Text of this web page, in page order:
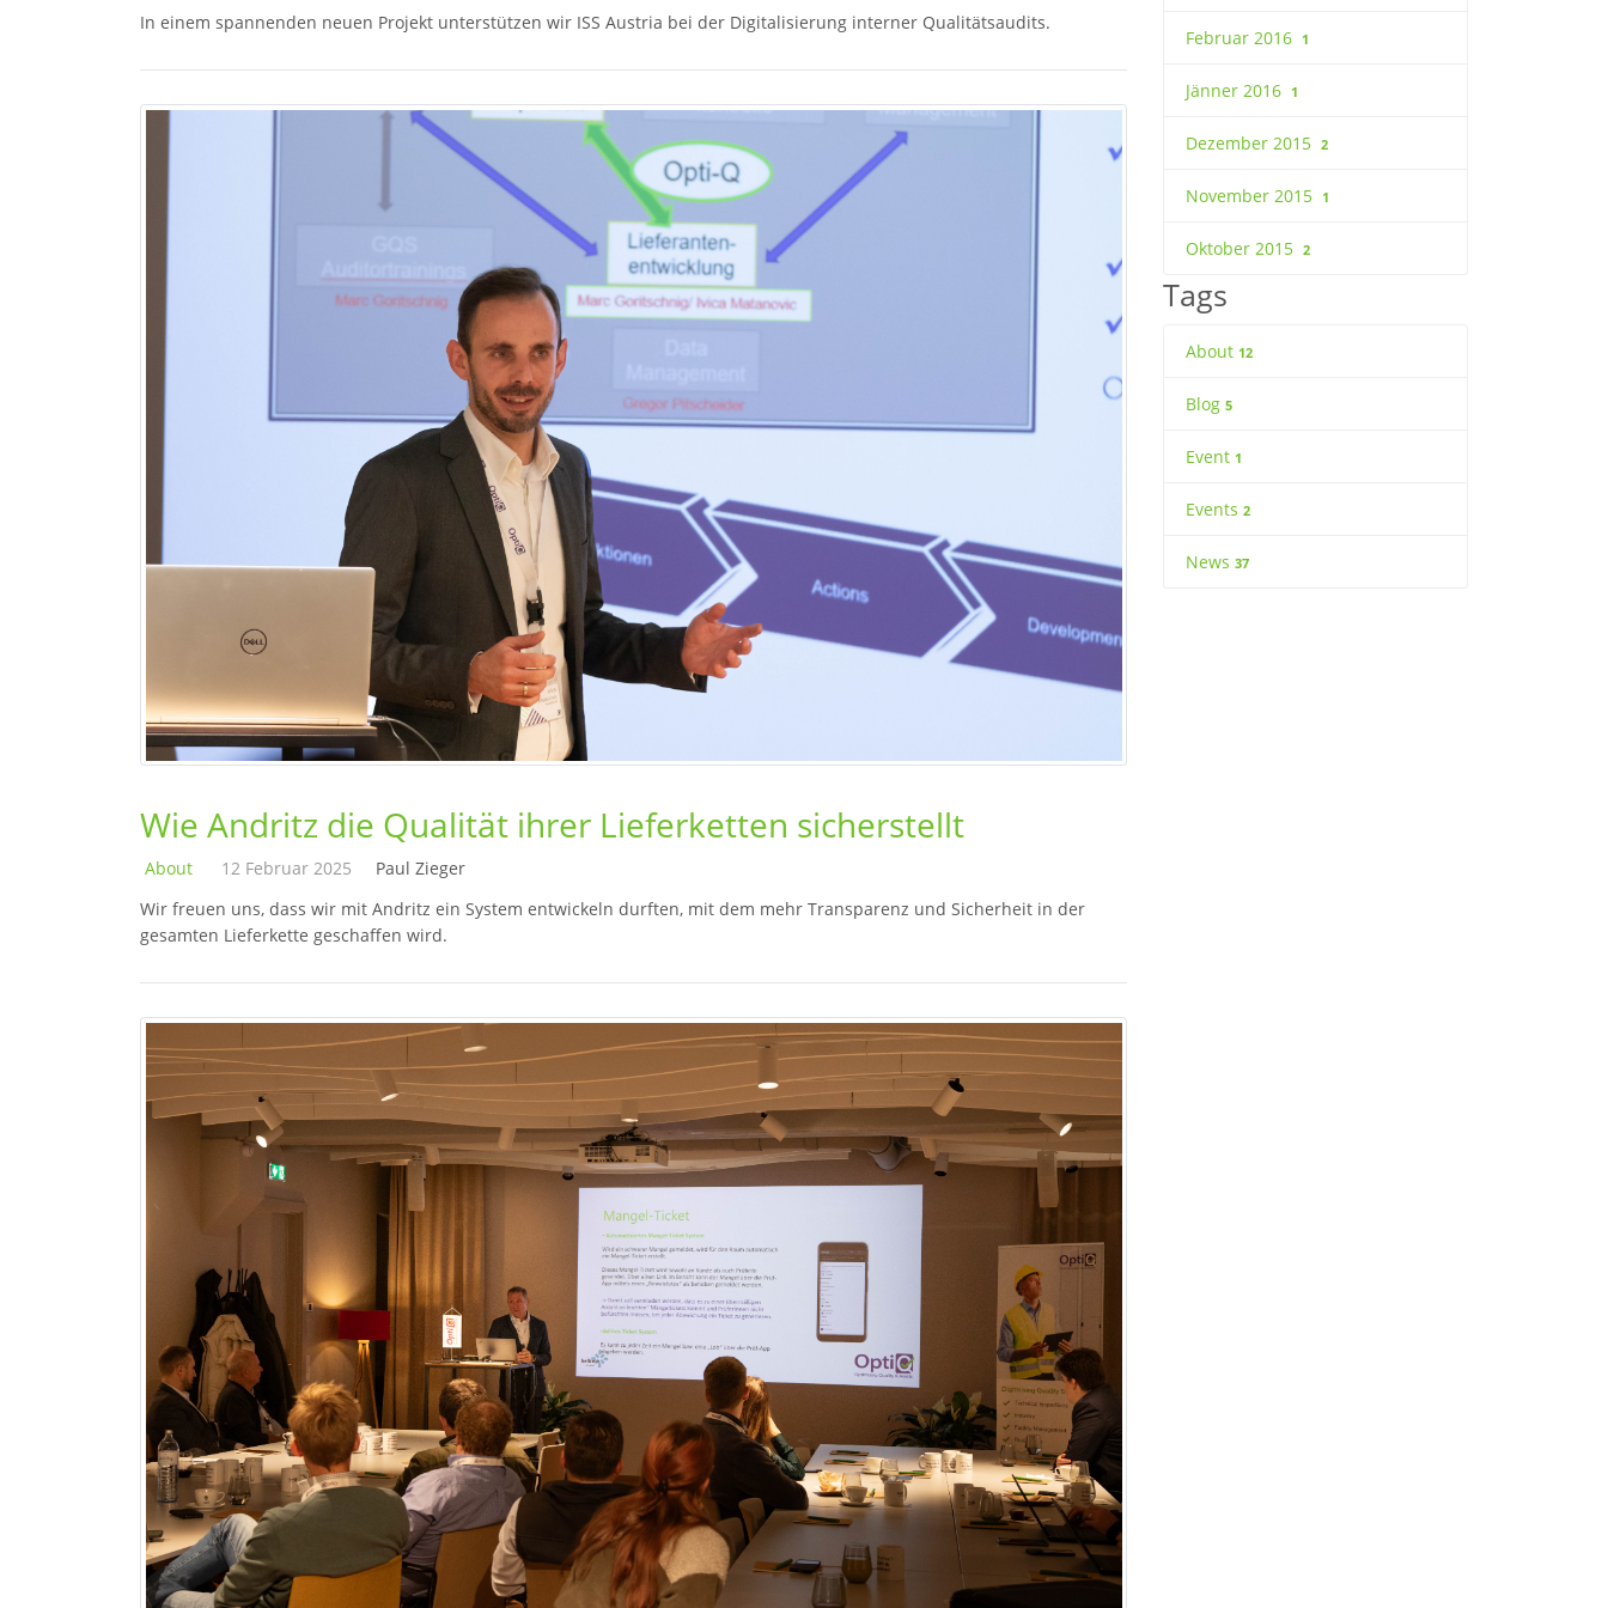
In einem spannenden neuen Projekt unterstützen wir ISS Austria bei der Digitalisierung interner Qualitätsaudits.
Wie Andritz die Qualität ihrer Lieferketten sicherstellt
About 12 Februar 2025
Paul Zieger
Wir freuen uns, dass wir mit Andritz ein System entwickeln durften, mit dem mehr Transparenz und Sicherheit in der
gesamten Lieferkette geschaffen wird.
Februar 2016 1
Jänner 2016 1
Dezember 2015 2
November 2015 1
Oktober 2015 2
Tags
About 12
Blog 5
Event 1
Events 2
News 37